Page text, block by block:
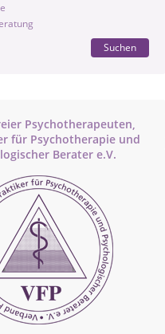
Suchen
Psychotherapeuten,
für Psychotherapie und
Berater e.V.